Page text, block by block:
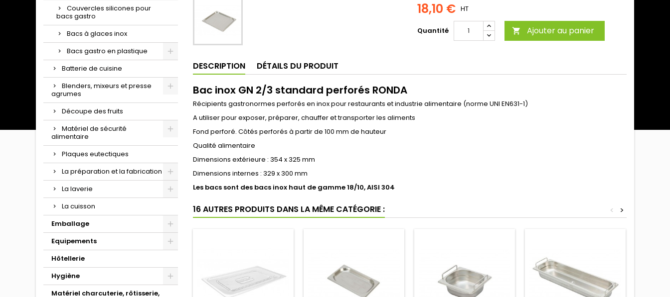
Couvercles silicones pour
bacs gastro
Bacs à glaces inox
Bacs gastro en plastique
Batterie de cuisine
Blenders, mixeurs et presse
agrumes
Découpe des fruits
Matériel de sécurité
alimentaire
Plaques eutectiques
La préparation et la fabrication
La laverie
La cuisson
Emballage
Equipements
Hôtellerie
Hygiène
Matériel charcuterie, rôtisserie,
18,10 € HT
Quantité  Ajouter au panier
DESCRIPTION DÉTAILS DU PRODUIT
Bac inox GN 2/3 standard perforés RONDA
Récipients gastronormes perforés en inox pour restaurants et industrie alimentaire (norme UNI EN631-1)
A utiliser pour exposer, préparer, chauffer et transporter les aliments
Fond perforé. Côtés perforés à partir de 100 mm de hauteur
Qualité alimentaire
Dimensions extérieure : 354 x 325 mm
Dimensions internes : 329 x 300 mm
Les bacs sont des bacs inox haut de gamme 18/10, AISI 304
16 AUTRES PRODUITS DANS LA MÊME CATÉGORIE : >
<